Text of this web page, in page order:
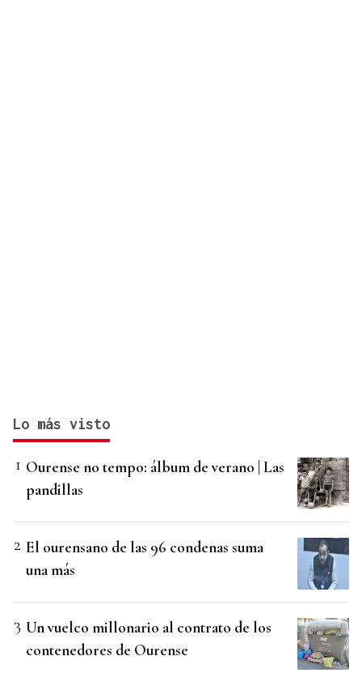
Lo más visto
Ourense no tempo: álbum de verano | Las
pandillas
El ourensano de las 96 condenas suma
una más
Un vuelco millonario al contrato de los
contenedores de Ourense